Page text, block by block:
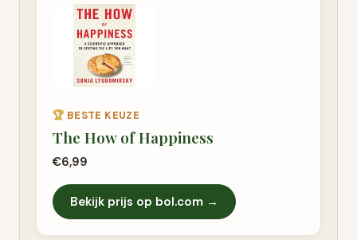
🏆BESTE KEUZE
The How of Happiness
€6,99
Bekijk prijs op bol.com →